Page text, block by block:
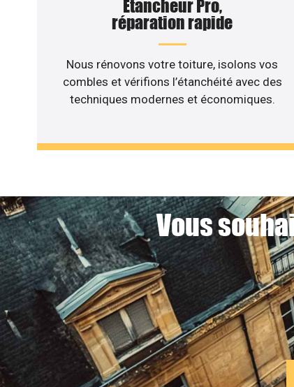
Étancheur Pro,
réparation rapide
Nous rénovons votre toiture, isolons vos
combles et vérifions l’étanchéité avec des
techniques modernes et économiques.
Vous